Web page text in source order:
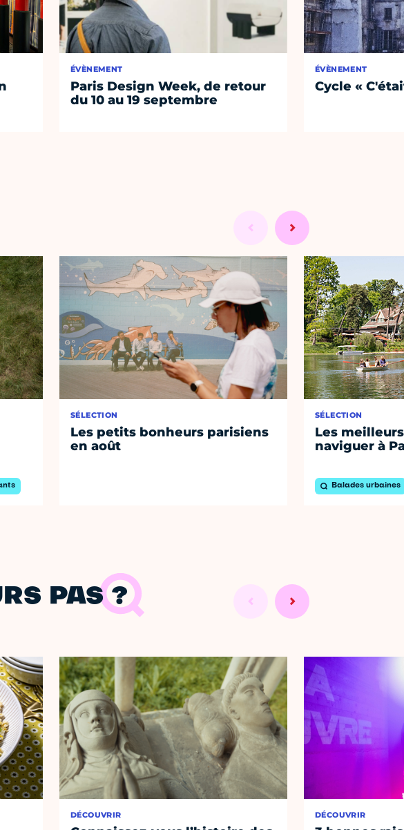
ÉVÈNEMENT
Paris Design Week, de retour
du 10 au 19 septembre
ÉVÈNEMENT
Cycle «
SÉLECTION
Les petits bonheurs parisiens
en août
SÉLECTION
Les
naviguer à
Balades urbaines
PAS ?
DÉCOUVRIR DÉCOUVRIR